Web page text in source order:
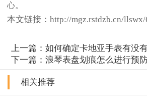
心。
本文链接：http://mgz.rstdzb.cn/llswx/
上一篇：如何确定卡地亚手表有没
下一篇：浪琴表盘划痕怎么进行预
相关推荐